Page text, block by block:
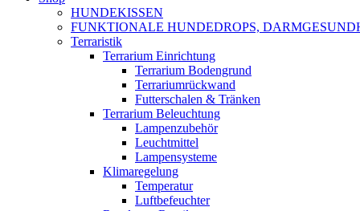
HUNDEKISSEN
FUNKTIONALE HUNDEDROPS,
Terraristik
Terrarium Einrichtung
Terrarium Bodengrund
Terrariumrückwand
Futterschalen & Tränken
Terrarium Beleuchtung
Lampenzubehör
Leuchtmittel
Lampensysteme
Klimaregelung
Temperatur
Luftbefeuchter